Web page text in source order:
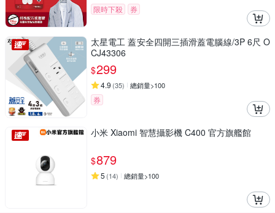
限時下殺 券
太星電工 蓋安全四開三插滑蓋電腦線/3P 6尺 O
CJ43306
$299
4.9 (35) 總銷量>100
券
小米 Xiaomi 智慧攝影機 C400 官方旗艦館
$879
5 (14) 總銷量>100